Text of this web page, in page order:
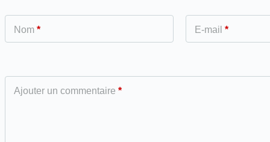
Nom * E-mail *
Ajouter un commentaire *